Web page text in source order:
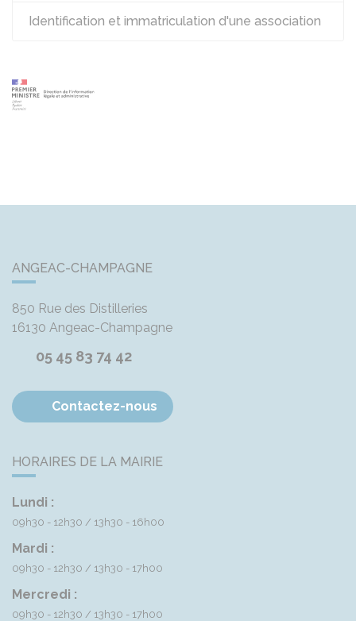
Identification et immatriculation d'une association
ANGEAC-CHAMPAGNE
850 Rue des Distilleries
16130 Angeac-Champagne
05 45 83 74 42
Contactez-nous
HORAIRES DE LA MAIRIE
Lundi :
09h30 - 12h30 13h30 - 16h00
Mardi :
09h30 - 12h30 13h30 - 17h00
Mercredi :
09h30 - 12h30 13h30 - 17h00